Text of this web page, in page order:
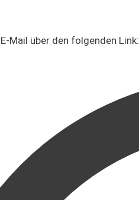
Mail über den folgenden Link: